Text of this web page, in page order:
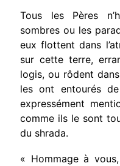
Tous les Pères
sombres ou les
eux flottent dans
sur cette terre,
logis, ou rôdent
les ont entourés
expressément
comme ils le sont
du shrada.
« Hommage à